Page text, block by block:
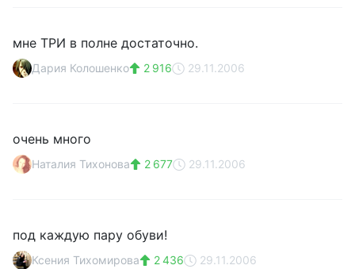
мне ТРИ в полне достаточно.
Дария Колошенко 2 916 29.11.2006
очень много
Наталия Тихонова 2 677 29.11.2006
под каждую пару обуви!
Ксения Тихомирова 2 436 29.11.2006